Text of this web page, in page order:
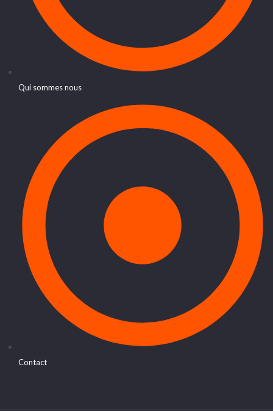
Qui sommes nous
Contact